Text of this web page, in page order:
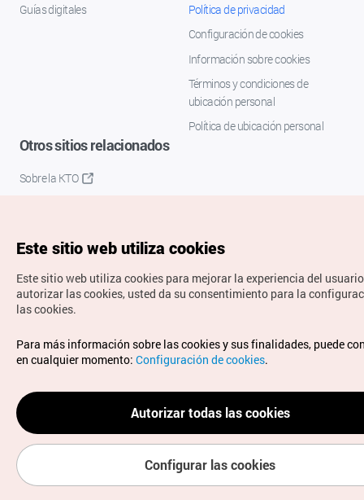
Guías digitales
Política de privacidad
Configuración de cookies
Información sobre cookies
Términos y condiciones de
ubicación personal
Política de ubicación personal
Otros sitios relacionados
Sobre la KTO
Copyrights © Organización de Turismo de Corea. Todos los
derechos reservados.
Para informes de errores y cuestiones relacionadas con el
sitio web, dirija sus consultas al correoelectrónico oficial:
spanish@knto.or.kr
Este sitio web utiliza cookies
Este sitio web utiliza cookies para mejorar la experiencia del
autorizar las cookies, usted da su consentimiento para la
las cookies.
Para más información sobre las cookies y sus finalidades, puede
en cualquier momento: Configuración de cookies.
Autorizar todas las cookies
Configurar las cookies